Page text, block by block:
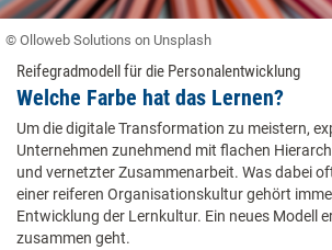
© Olloweb Solutions on Unsplash
Reifegradmodell für die Personalentwicklung
Welche Farbe hat das Lernen?
Um die digitale Transformation zu meistern,
Unternehmen zunehmend mit flachen
und vernetzter Zusammenarbeit. Was dabei
einer reiferen Organisations­kultur gehört
Entwicklung der ­Lernkultur. Ein neues Modell
zusammen geht.